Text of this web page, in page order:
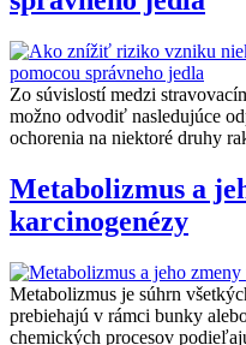
Zo súvislostí medzi
možno odvodiť nasledujúce
ochorenia na niektoré druhy
Metabolizmus a
karcinogenézy
Metabolizmus je súhrn
prebiehajú v rámci bunky
chemických procesov